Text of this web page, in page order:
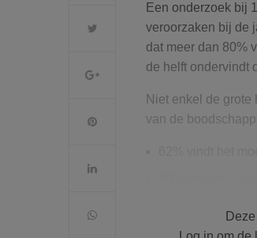
Een onderzoek bij
veroorzaken bij de
dat meer dan 80%
de helft ondervindt
Niet enkel de
van de
worstelt